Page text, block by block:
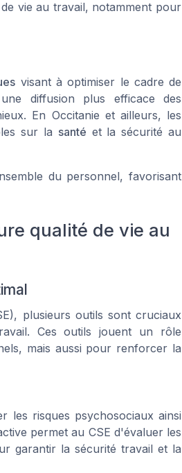
vie au travail, notamment pour
visant à optimiser le cadre de
diffusion plus efficace des
En Occitanie et ailleurs, les
sur la santé et la sécurité au
du personnel, favorisant
qualité de vie au
plusieurs outils sont cruciaux
Ces outils jouent un rôle
mais aussi pour renforcer la
les risques psychosociaux ainsi
permet au CSE d'évaluer les
garantir la sécurité travail et la